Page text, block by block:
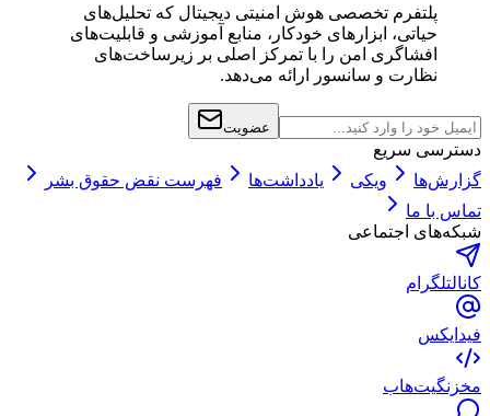
پلتفرم تخصصی هوش امنیتی دیجیتال که تحلیل‌های
حیاتی، ابزارهای خودکار، منابع آموزشی و قابلیت‌های
افشاگری امن را با تمرکز اصلی بر زیرساخت‌های
نظارت و سانسور ارائه می‌دهد.
عضویت
دسترسی سریع
گزارش‌ها
ویکی یادداشت‌ها
فهرست نقض حقوق بشر
تماس با ما
شبکه‌های اجتماعی
کانالتلگرام
فید ایکس
مخزنگیت‌هاب